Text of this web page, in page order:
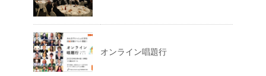
オンライン唱題行